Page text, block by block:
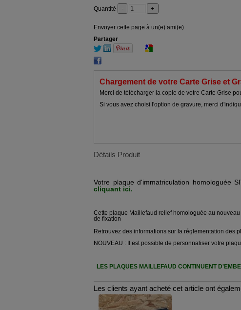
Quantité
Envoyer cette page à un(e) ami(e)
Partager
Chargement de votre Carte Grise et
Merci de télécharger la copie de votre Carte Grise
Si vous avez choisi l'option de gravure, merci
Détails Produit
Votre plaque d'immatriculation homologuée
cliquant ici.
Cette plaque Maillefaud relief homologuée au
de fixation
Retrouvez des informations sur la réglementation des
NOUVEAU : Il est possible de personnaliser votre
LES PLAQUES MAILLEFAUD CONTINUENT
Les clients ayant acheté cet article ont